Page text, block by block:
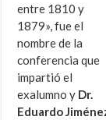
entre 1810 y
1879», fue el
nombre de la
conferencia que
impartió el
exalumno y Dr.
Eduardo